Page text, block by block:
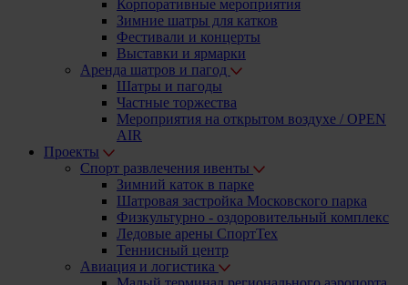
Корпоративные мероприятия
Зимние шатры для катков
Фестивали и концерты
Выставки и ярмарки
Аренда шатров и пагод
Шатры и пагоды
Частные торжества
Мероприятия на открытом воздухе / OPEN
AIR
Проекты
Спорт развлечения ивенты
Зимний каток в парке
Шатровая застройка Московского парка
Физкультурно - оздоровительный комплекс
Ледовые арены СпортТех
Теннисный центр
Авиация и логистика